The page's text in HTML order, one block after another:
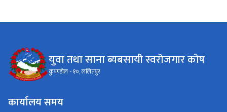
युवा तथा साना ब्यबसायी स्वरोजगार कोष
कुपण्डोल - १०, ललितपुर
कार्यालय समय